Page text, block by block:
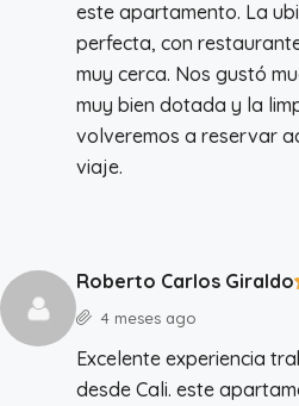
este apartamento. La
perfecta, con
muy cerca. Nos gustó
muy bien dotada y la
volveremos a reservar
viaje.
Roberto Carlos Giraldo
4 meses ago
Excelente experiencia
desde Cali. este